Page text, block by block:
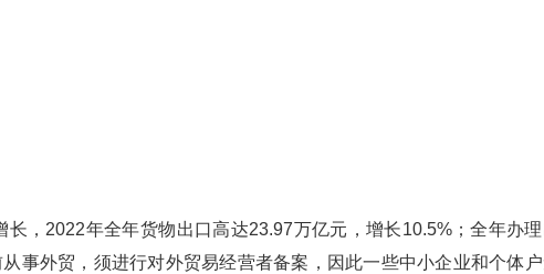
，2022年全年货物出口高达23.97万亿元，增长10.5%；全年办理
事外贸，须进行对外贸易经营者备案，因此一些中小企业和个体